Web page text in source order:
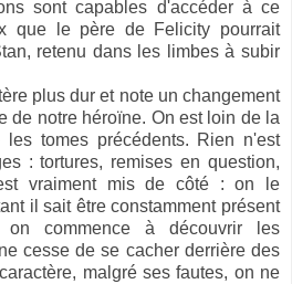
sont capables d'accéder à ce
que le père de Felicity pourrait
retenu dans les limbes à subir
plus dur et note un changement
de notre héroïne. On est loin de la
les tomes précédents. Rien n'est
: tortures, remises en question,
vraiment mis de côté : on le
il sait être constamment présent
commence à découvrir les
cesse de se cacher derrière des
malgré ses fautes, on ne